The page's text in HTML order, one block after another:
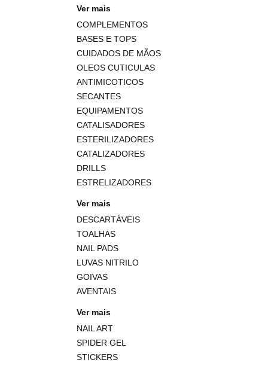
Ver mais
COMPLEMENTOS
BASES E TOPS
CUIDADOS DE MÃOS
OLEOS CUTICULAS
ANTIMICOTICOS
SECANTES
EQUIPAMENTOS
CATALISADORES
ESTERILIZADORES
CATALIZADORES
DRILLS
ESTRELIZADORES
Ver mais
DESCARTÁVEIS
TOALHAS
NAIL PADS
LUVAS NITRILO
GOIVAS
AVENTAIS
Ver mais
NAIL ART
SPIDER GEL
STICKERS